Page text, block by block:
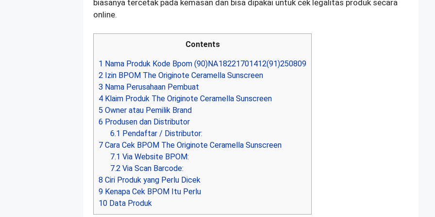
biasanya tercetak pada kemasan dan bisa dipakai untuk cek legalitas produk secara
online.
Contents
1 Nama Produk Kode Bpom (90)NA18221701412(91)250809
2 Izin BPOM The Originote Ceramella Sunscreen
3 Nama Perusahaan Pembuat
4 Klaim Produk The Originote Ceramella Sunscreen
5 Owner atau Pemilik Brand
6 Produsen dan Distributor
6.1 Pendaftar / Distributor:
7 Cara Cek BPOM The Originote Ceramella Sunscreen
7.1 Via Website BPOM:
7.2 Via Scan Barcode:
8 Ciri Produk yang Perlu Dicek
9 Kenapa Cek BPOM Itu Perlu
10 Data Produk